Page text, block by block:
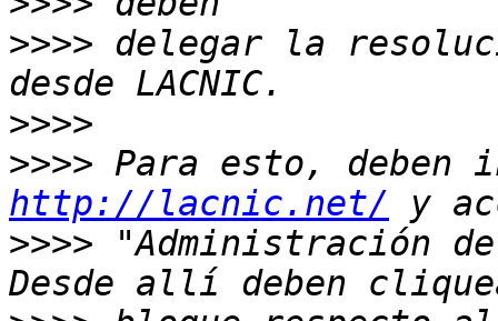
>>>> delegar la
>>>>
>>>>
http://lacnic.net/
>>>> "Administración